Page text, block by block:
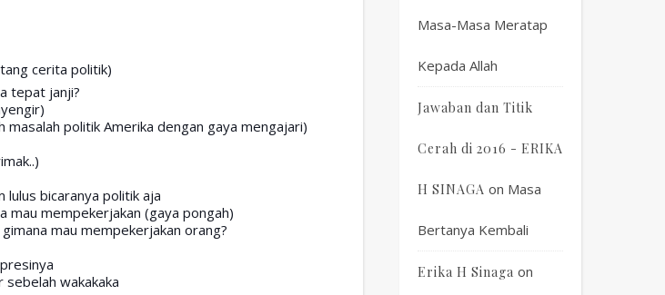
cerita politik)
tepat janji?
masalah politik Amerika dengan gaya mengajari)
lulus bicaranya politik aja
mau mempekerjakan (gaya pongah)
mau mempekerjakan orang?
wakakaka
Masa-Masa Meratap
Kepada Allah
Jawaban dan Titik
Cerah di 2016 - ERIKA
H SINAGA on Masa
Bertanya Kembali
Erika H Sinaga on